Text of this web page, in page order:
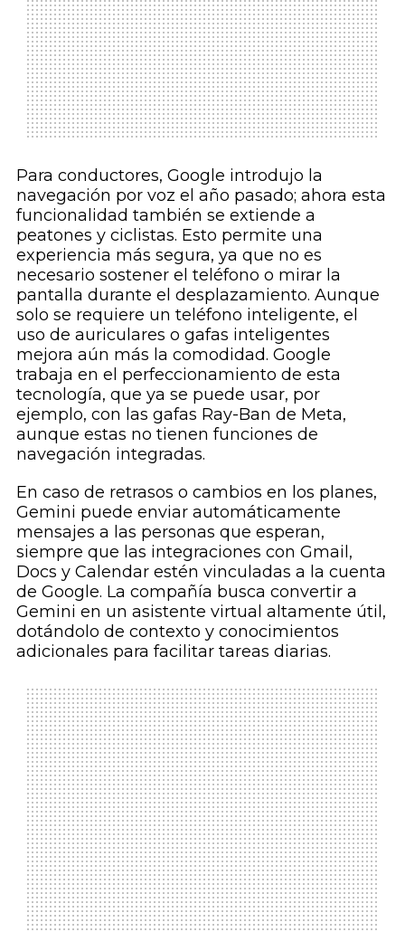
Para conductores, Google introdujo la
navegación por voz el año pasado; ahora esta
funcionalidad también se extiende a
peatones y ciclistas. Esto permite una
experiencia más segura, ya que no es
necesario sostener el teléfono o mirar la
pantalla durante el desplazamiento. Aunque
solo se requiere un teléfono inteligente, el
uso de auriculares o gafas inteligentes
mejora aún más la comodidad. Google
trabaja en el perfeccionamiento de esta
tecnología, que ya se puede usar, por
ejemplo, con las gafas Ray-Ban de Meta,
aunque estas no tienen funciones de
navegación integradas.
En caso de retrasos o cambios en los planes,
Gemini puede enviar automáticamente
mensajes a las personas que esperan,
siempre que las integraciones con Gmail,
Docs y Calendar estén vinculadas a la cuenta
de Google. La compañía busca convertir a
Gemini en un asistente virtual altamente útil,
dotándolo de contexto y conocimientos
adicionales para facilitar tareas diarias.